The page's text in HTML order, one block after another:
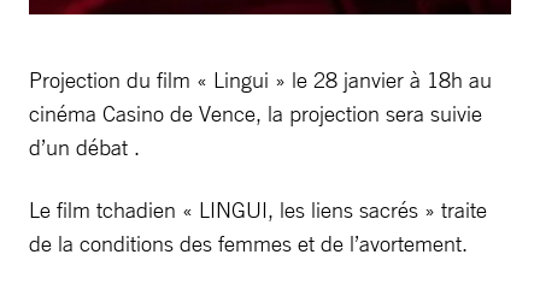
Projection du film « Lingui » le 28 janvier à 18h au
cinéma Casino de Vence, la projection sera suivie
d’un débat .
Le film tchadien « LINGUI, les liens sacrés » traite
de la conditions des femmes et de l’avortement.